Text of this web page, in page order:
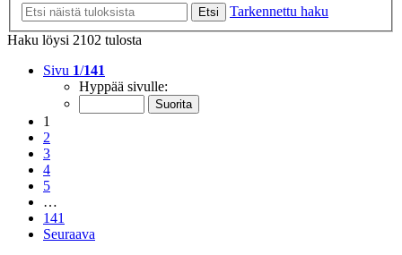
Etsi
Tarkennettu haku
Haku löysi 2102 tulosta
Sivu 1/141
Hyppää sivulle:
1
2
3
4
5
…
141
Seuraava